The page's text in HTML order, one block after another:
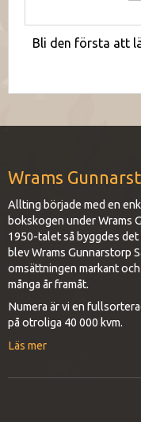
Bli den första att
Wrams
Allting började med en
bokskogen under Wrams
1950-talet så byggdes
blev Wrams Gunnarstorp
omsättningen markant
många år framåt.
Numera är vi en
på otroliga 40 000 kvm.
Läs mer